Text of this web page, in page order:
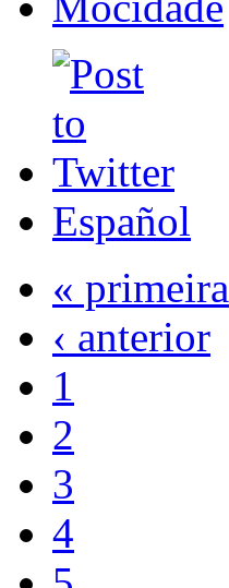
Español
« primeira
‹ anterior
1
2
3
4